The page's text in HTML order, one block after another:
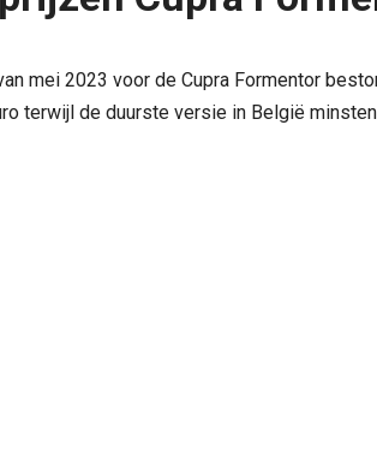
mei 2023 voor de Cupra Formentor
terwijl de duurste versie in België